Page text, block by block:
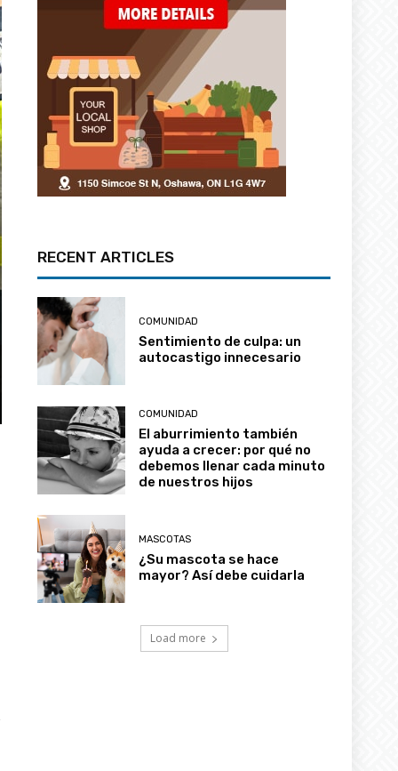
RECENT ARTICLES
COMUNIDAD
Sentimiento de culpa: un
autocastigo innecesario
COMUNIDAD
El aburrimiento también
ayuda a crecer: por qué no
debemos llenar cada minuto
de nuestros hijos
MASCOTAS
¿Su mascota se hace
mayor? Así debe cuidarla
Load more